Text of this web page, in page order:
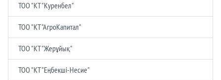
ТОО "КТ "Куренбел"
ТОО "КТ "АгроКапитал"
ТОО "КТ "Жерұйық"
ТОО "КТ "Еңбекшi-Несие"